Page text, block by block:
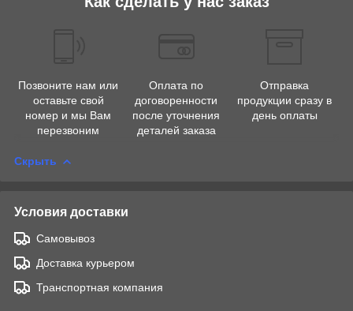
Позвоните нам или
оставьте свой
номер и мы Вам
перезвоним
Оплата по
договоренности
после уточнения
деталей заказа
Отправка
продукции сразу в
день оплаты
Скрыть
Условия доставки
Самовывоз
Доставка курьером
Транспортная компания